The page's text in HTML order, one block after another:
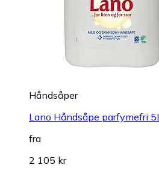
Håndsåper
Lano Håndsåpe parfymefri 5L
fra
2 105 kr